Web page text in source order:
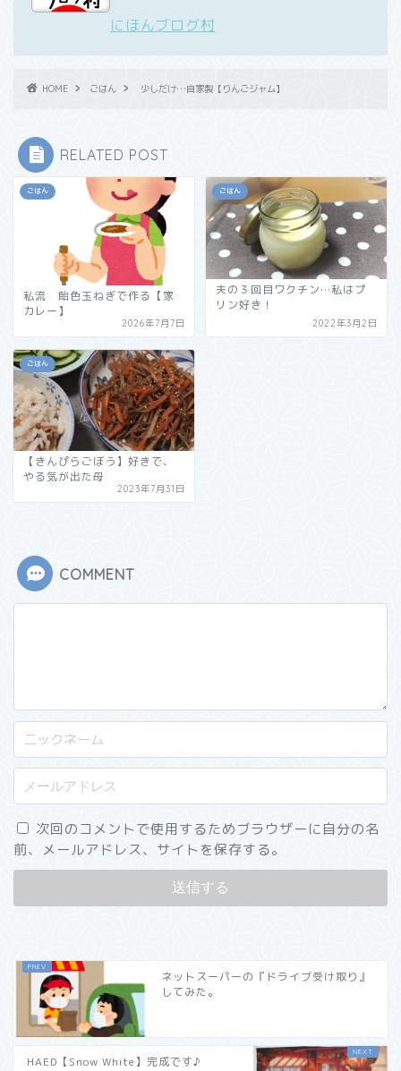
にほんブログ村
HOME ごはん 少しだけ…自家製【りんごジャム】
RELATED POST
ごはん
私流 飴色玉ねぎで作る【家
カレー】
2026年7月7日
ごはん
夫の３回目ワクチン…私はプ
リン好き！
2022年3月2日
ごはん
【きんぴらごぼう】好きで、
やる気が出た母
2023年7月31日
COMMENT
次回のコメントで使用するためブラウザーに自分の名
前、メールアドレス、サイトを保存する。
ネットスーパーの『ドライブ受け取り』
してみた。
HAED【Snow White】完成です♪